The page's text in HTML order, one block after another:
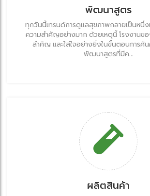
พัฒนาสูตร
ทุกวันนี้เทรนด์การดูแลสุขภาพกลายเป็นหนึ่
ความสำคัญอย่างมาก ด้วยเหตุนี้ โรงงานขอ
สำคัญ และใส่ใจอย่างยิ่งในขั้นตอนการค้น
พัฒนาสูตรที่มีค...
ผลิตสินค้า